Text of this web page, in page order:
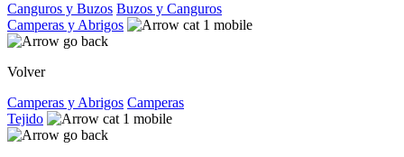
Canguros y Buzos Buzos y Canguros
Camperas y Abrigos
Volver
Camperas y Abrigos Camperas
Tejido